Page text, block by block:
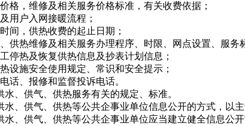
，维修及相关服务价格标准，有关收费依据；
户入网接暖流程；
，供热收费的起止日期；
热维修及相关服务办理程序、时限、网点设置、服务
热及恢复供热信息及抄表计划信息；
施安全使用规定、常识和安全提示；
、报修和监督投诉电话。
供气、供热服务有关的规定、标准。
供气、供热等公共企事业单位信息公开的方式，以主
供气、供热等公共企事业单位应当建立健全信息公开